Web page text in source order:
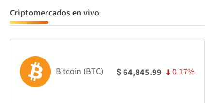
Criptomercados en vivo
Bitcoin (BTC) $64,845.99 0.17%